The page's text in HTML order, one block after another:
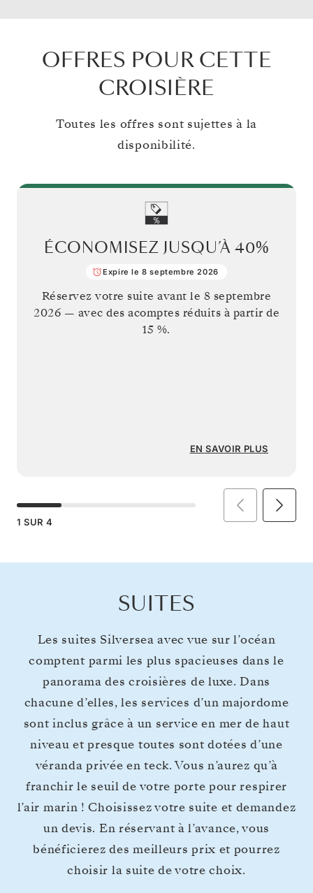
OFFRES POUR CETTE
CROISIÈRE
Toutes les offres sont sujettes à la
disponibilité.
ÉCONOMISEZ JUSQU’À 40%
Expire le 8 septembre 2026
Réservez votre suite avant le 8 septembre
2026 — avec des acomptes réduits à partir de
15 %.
EN SAVOIR PLUS
1 SUR 4
SUITES
Les suites Silversea avec vue sur l’océan
comptent parmi les plus spacieuses dans le
panorama des croisières de luxe. Dans
chacune d’elles, les services d’un majordome
sont inclus grâce à un service en mer de haut
niveau et presque toutes sont dotées d’une
véranda privée en teck. Vous n’aurez qu’à
franchir le seuil de votre porte pour respirer
l’air marin ! Choisissez votre suite et demandez
un devis. En réservant à l’avance, vous
bénéficierez des meilleurs prix et pourrez
choisir la suite de votre choix.